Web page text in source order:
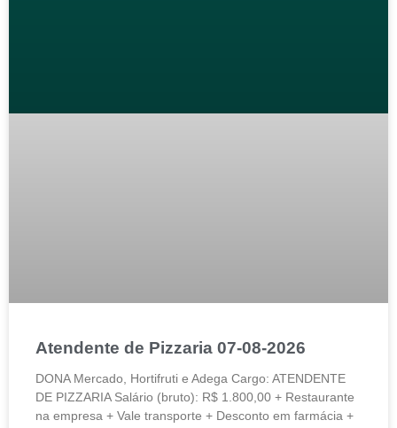
Atendente de Pizzaria 07-08-2026
DONA Mercado, Hortifruti e Adega Cargo: ATENDENTE
DE PIZZARIA Salário (bruto): R$ 1.800,00 + Restaurante
na empresa + Vale transporte + Desconto em farmácia +